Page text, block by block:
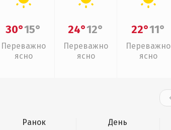
30°15°
Переважно
ясно
24°12°
Переважно
ясно
22°11°
Переважно
ясно
Ранок День